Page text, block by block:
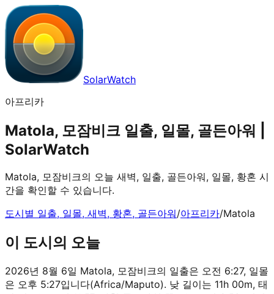
SolarWatch
아프리카
Matola, 모잠비크 일출, 일몰, 골든아워 |
SolarWatch
Matola, 모잠비크의 오늘 새벽, 일출, 골든아워, 일몰, 황혼 시
간을 확인할 수 있습니다.
도시별 일출, 일몰, 새벽, 황혼, 골든아워/아프리카/Matola
이 도시의 오늘
2026년 8월 6일 Matola, 모잠비크의 일출은 오전 6:27, 일몰
은 오후 5:27입니다(Africa/Maputo). 낮 길이는 11h 00m, 태